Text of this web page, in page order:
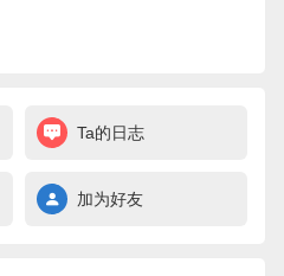
Ta的日志
加为好友